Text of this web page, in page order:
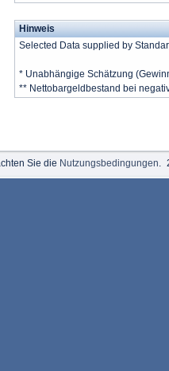
Hinweis
Selected Data supplied by
* Unabhängige Schätzung
** Nettobargeldbestand bei
Sie die Nutzungsbedingungen.